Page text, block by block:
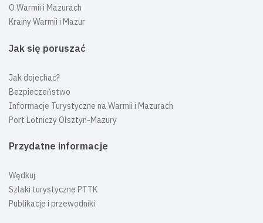
O Warmii i Mazurach
Krainy Warmii i Mazur
Jak się poruszać
Jak dojechać?
Bezpieczeństwo
Informacje Turystyczne na Warmii i Mazurach
Port Lotniczy Olsztyn-Mazury
Przydatne informacje
Wędkuj
Szlaki turystyczne PTTK
Publikacje i przewodniki